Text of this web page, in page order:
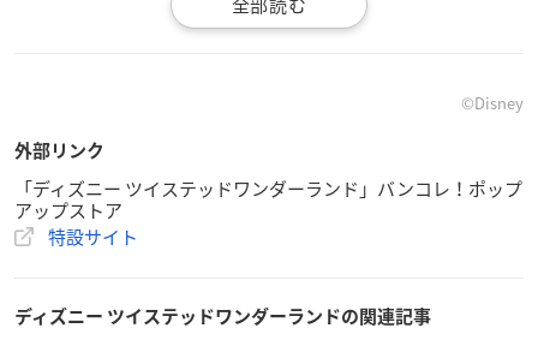
着丈61cm 肩幅38cm 胸幅46cm 袖丈15.5cm
【素材】
ストレッチスムース
©Disney
外部リンク
「ディズニー ツイステッドワンダーランド」バンコレ！ポップ
アップストア
特設サイト
ディズニー ツイステッドワンダーランドの関連記事